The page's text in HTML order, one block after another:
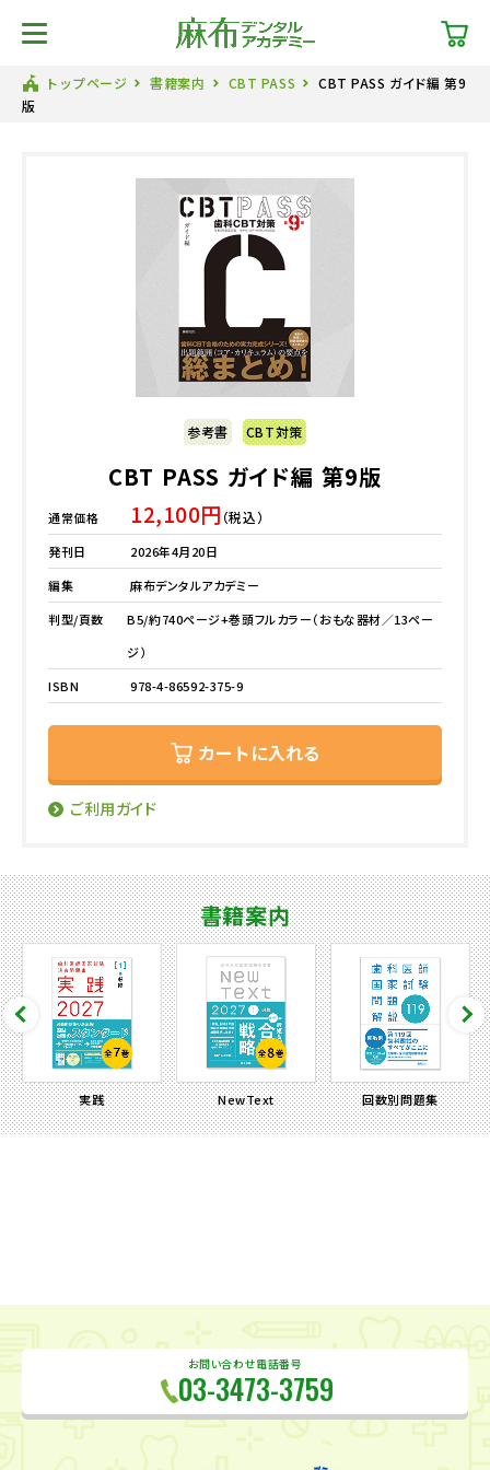
トップページ 書籍案内 CBT PASS
CBT PASS ガイド編 第9
版
参考書 CBT対策
CBT PASS ガイド編 第9版
通常価格 12,100円 （税込）
発刊日
2026年4月20日
編集
麻布デンタルアカデミー
判型/頁数
B5/約740ページ+巻頭フルカラー（おもな器材／13ペー
ジ）
ISBN
978-4-86592-375-9
カートに入れる
ご利用ガイド
書籍案内
実践 NewText 回数別問題集
お問い合わせ電話番号
03-3473-3759